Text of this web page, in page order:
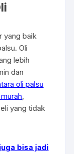
yang baik
Oli
lebih
dan
oli palsu
,
yang tidak
bisa jadi